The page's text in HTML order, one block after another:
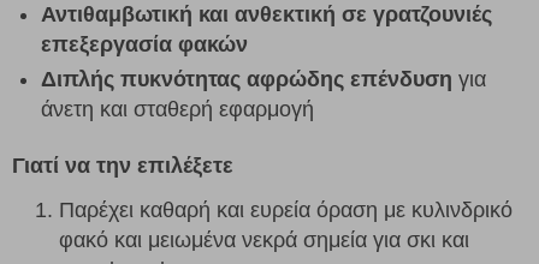
Αντιθαμβωτική και ανθεκτική σε γρατζουνιές
επεξεργασία φακών
Διπλής πυκνότητας αφρώδης επένδυση για
άνετη και σταθερή εφαρμογή
Γιατί να την επιλέξετε
Παρέχει καθαρή και ευρεία όραση με κυλινδρικό
φακό και μειωμένα νεκρά σημεία για σκι και